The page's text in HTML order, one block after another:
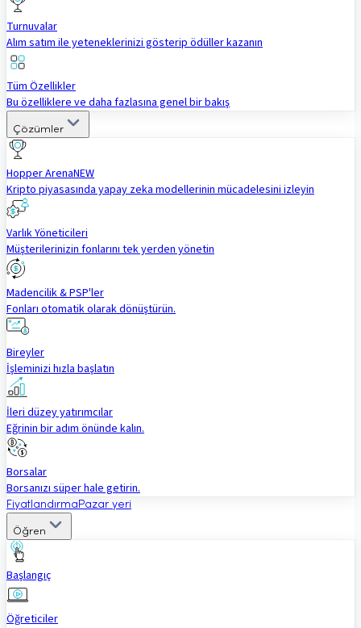
Turnuvalar
Alım satım ile yeteneklerinizi gösterip ödüller kazanın
Tüm Özellikler
Bu özelliklere ve daha fazlasına genel bir bakış
Çözümler
Hopper ArenaNEW
Kripto piyasasında yapay zeka modellerinin mücadelesini izleyin
Varlık Yöneticileri
Müşterilerinizin fonlarını tek yerden yönetin
Madencilik & PSP'ler
Fonları otomatik olarak dönüştürün.
Bireyler
İşleminizi hızla başlatın
İleri düzey yatırımcılar
Eğrinin bir adım önünde kalın.
Borsalar
Borsanızı süper hale getirin.
Fiyatlandırma Pazar yeri
Öğren
Başlangıç
Öğreticiler